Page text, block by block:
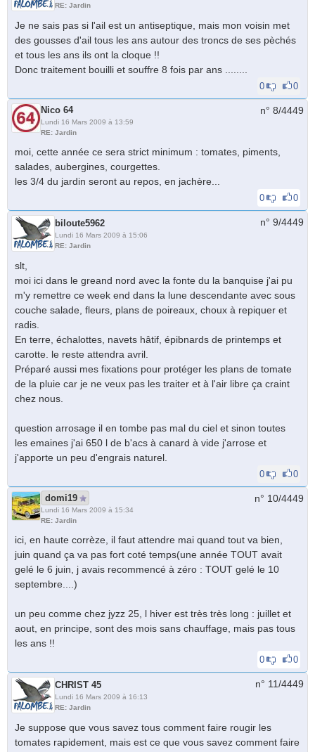
RE: Jardin
Je ne sais pas si l'ail est un antiseptique, mais mon voisin met
des gousses d'ail tous les ans autour des troncs de ses pèchés
et tous les ans ils ont la cloque !!
Donc traitement bouilli et souffre 8 fois par ans ........
0 0
Nico 64
Lundi 16 Mars 2009 à 13:59
RE: Jardin
n° 8/4449
moi, cette année ce sera strict minimum : tomates, piments,
salades, aubergines, courgettes.
les 3/4 du jardin seront au repos, en jachère...
0 0
biloute5962
Lundi 16 Mars 2009 à 15:06
RE: Jardin
n° 9/4449
slt,
moi ici dans le greand nord avec la fonte du la banquise j'ai pu
m'y remettre ce week end dans la lune descendante avec sous
couche salade, fleurs, plans de poireaux, choux à repiquer et
radis.
En terre, échalottes, navets hâtif, épibnards de printemps et
carotte. le reste attendra avril.
Préparé aussi mes fixations pour protéger les plans de tomate
de la pluie car je ne veux pas les traiter et à l'air libre ça craint
chez nous.
question arrosage il en tombe pas mal du ciel et sinon toutes
les emaines j'ai 650 l de b'acs à canard à vide j'arrose et
j'apporte un peu d'engrais naturel.
0 0
domi19
Lundi 16 Mars 2009 à 15:34
RE: Jardin
n° 10/4449
ici, en haute corrèze, il faut attendre mai quand tout va bien,
juin quand ça va pas fort coté temps(une année TOUT avait
gelé le 6 juin, j avais recommencé à zéro : TOUT gelé le 10
septembre....)
un peu comme chez jyzz 25, l hiver est très très long : juillet et
aout, en principe, sont des mois sans chauffage, mais pas tous
les ans !!
0 0
CHRIST 45
Lundi 16 Mars 2009 à 16:13
RE: Jardin
n° 11/4449
Je suppose que vous savez tous comment faire rougir les
tomates rapidement, mais est ce que vous savez comment faire